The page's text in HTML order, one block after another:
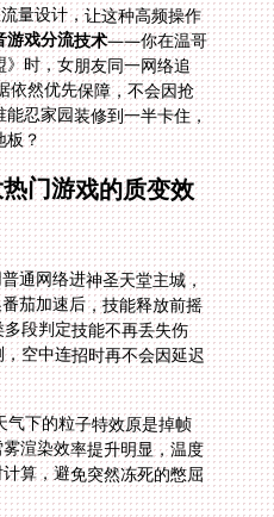
游戏分流技术——你在温哥
华用加速器打国服《英雄联盟》时，女朋友同一网络追
《长月烬明》4K版，游戏数据依然优先保障，不会因抢
带宽导致团战掉链子。毕竟谁能忍家园装修到一半卡住，
？
门游戏的质变效
通网络进神圣天堂主城，
会"太空步"滑行。切换番茄加速后，技能释放前摇
，尤其龙魂释放这类多段判定技能不再丢失伤
点优化了物理碰撞检测，空中连招时再不会因延迟
气下的粒子特效原是掉帧
专线加速后，雪雾渲染效率提升明显，温度
久的影响能实时计算，避免突然冻死的憋屈